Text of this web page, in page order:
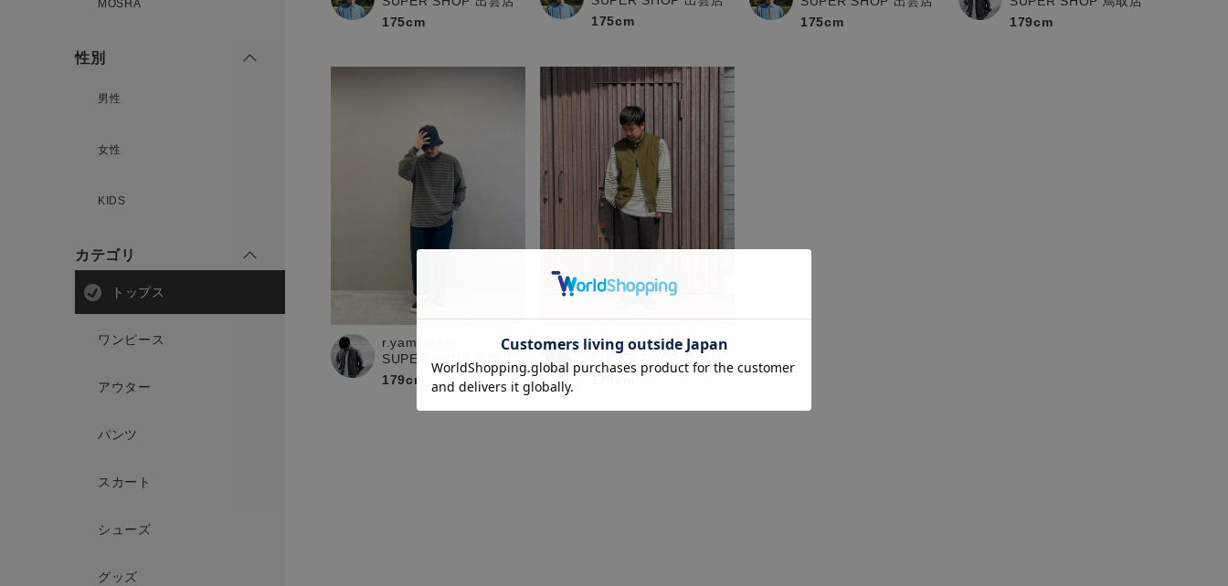
MOSHA
性別
男性
女性
KIDS
カテゴリ
トップス
ワンピース
アウター
パンツ
スカート
シューズ
グッズ
175cm
175cm
175cm
179cm
r.yamamoto
SUPER SHOP 鳥取店
179cm
r.yamamoto
SUPER SHOP 鳥取店